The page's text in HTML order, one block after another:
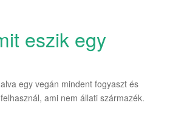
eszik egy
egy vegán mindent fogyaszt és
ami nem állati származék.